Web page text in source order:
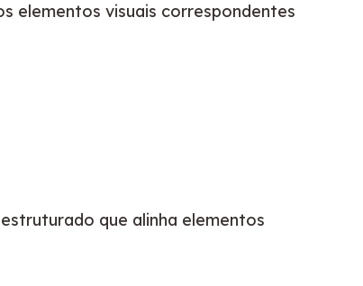
elementos visuais correspondentes
que alinha elementos